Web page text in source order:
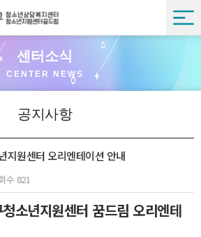
센터소식
CENTER NEWS
공지사항
지원센터 오리엔테이션 안내
수 821
소년지원센터 꿈드림 오리엔테